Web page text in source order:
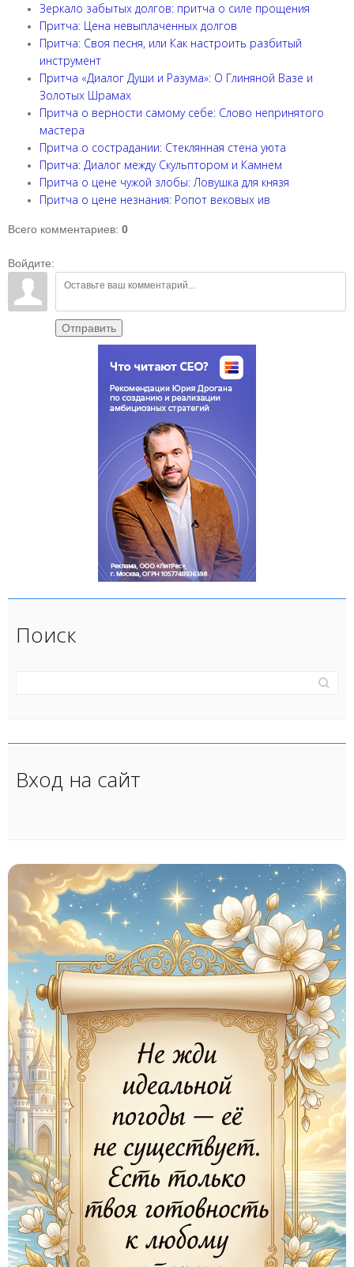
Зеркало забытых долгов: притча о силе прощения
Притча: Цена невыплаченных долгов
Притча: Своя песня, или Как настроить разбитый
инструмент
Притча «Диалог Души и Разума»: О Глиняной Вазе и
Золотых Шрамах
Притча о верности самому себе: Слово непринятого
мастера
Притча о сострадании: Стеклянная стена уюта
Притча: Диалог между Скульптором и Камнем
Притча о цене чужой злобы: Ловушка для князя
Притча о цене незнания: Ропот вековых ив
Всего комментариев: 0
Войдите:
Отправить
Поиск
Вход на сайт